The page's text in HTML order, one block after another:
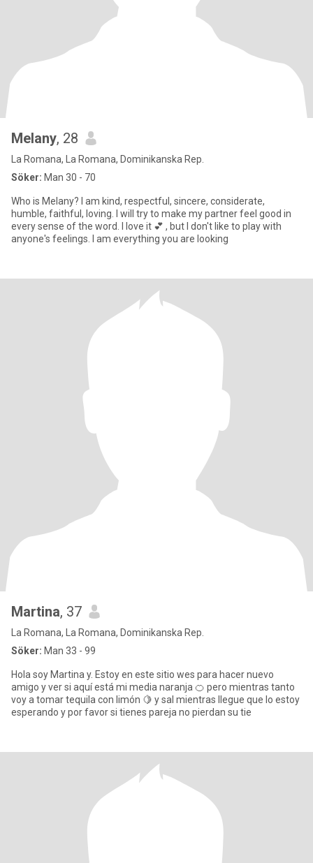
Melany, 28
La Romana, La Romana, Dominikanska Rep.
Söker: Man 30 - 70
Who is Melany? I am kind, respectful, sincere, considerate,
humble, faithful, loving. I will try to make my partner feel good in
every sense of the word. I love it 💕 , but I don't like to play with
anyone's feelings. I am everything you are looking
Martina, 37
La Romana, La Romana, Dominikanska Rep.
Söker: Man 33 - 99
Hola soy Martina y. Estoy en este sitio wes para hacer nuevo
amigo y ver si aquí está mi media naranja 🍊 pero mientras tanto
voy a tomar tequila con limón 🍋 y sal mientras llegue que lo estoy
esperando y por favor si tienes pareja no pierdan su tie